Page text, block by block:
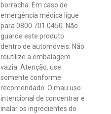
borracha. Em caso de
emergência médica ligue
para 0800 701 0450. Não
guarde este produto
dentro de automóveis. Não
reutilize a embalagem
vazia. Atenção: use
somente conforme
recomendado. O mau uso
intencional de concentrar e
inalar os ingredientes do